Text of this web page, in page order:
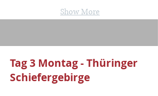
Show More
Tag 3 Montag - Thüringer
Schiefergebirge